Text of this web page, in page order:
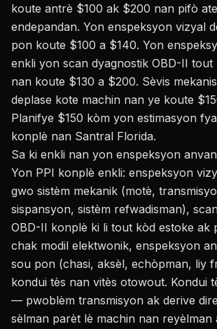
koute antrè $100 ak $200 nan pifò
endepandan. Yon enspeksyon vizyal
pon koute $100 a $140. Yon
enkli yon scan dyagnostik OBD-II tout
nan koute $130 a $200. Sèvis
deplase kote machin nan ye koute
Planifye $150 kòm yon estimasyon
konplè nan Santral Florida.
Sa ki enkli nan yon enspeksyon
Yon PPI konplè enkli: enspeksyon
gwo sistèm mekanik (motè,
sispansyon, sistèm refwadisman),
OBD-II konplè ki li tout kòd estoke ak
chak modil elektwonik, enspeksyon
sou pon (chasi, aksèl, echòpman, liy
kondui tès nan vitès otowout. Kondui
— pwoblèm transmisyon ak derive
sèlman parèt lè machin nan reyèlman